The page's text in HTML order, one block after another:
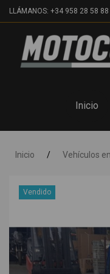
LLÁMANOS: +34 958 28 58 88
Inicio
Inicio / Vehículos
Vendido